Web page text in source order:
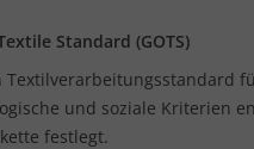
Standard (GOTS)
Textilverarbeitungsstandard
und soziale Kriterien
festlegt.